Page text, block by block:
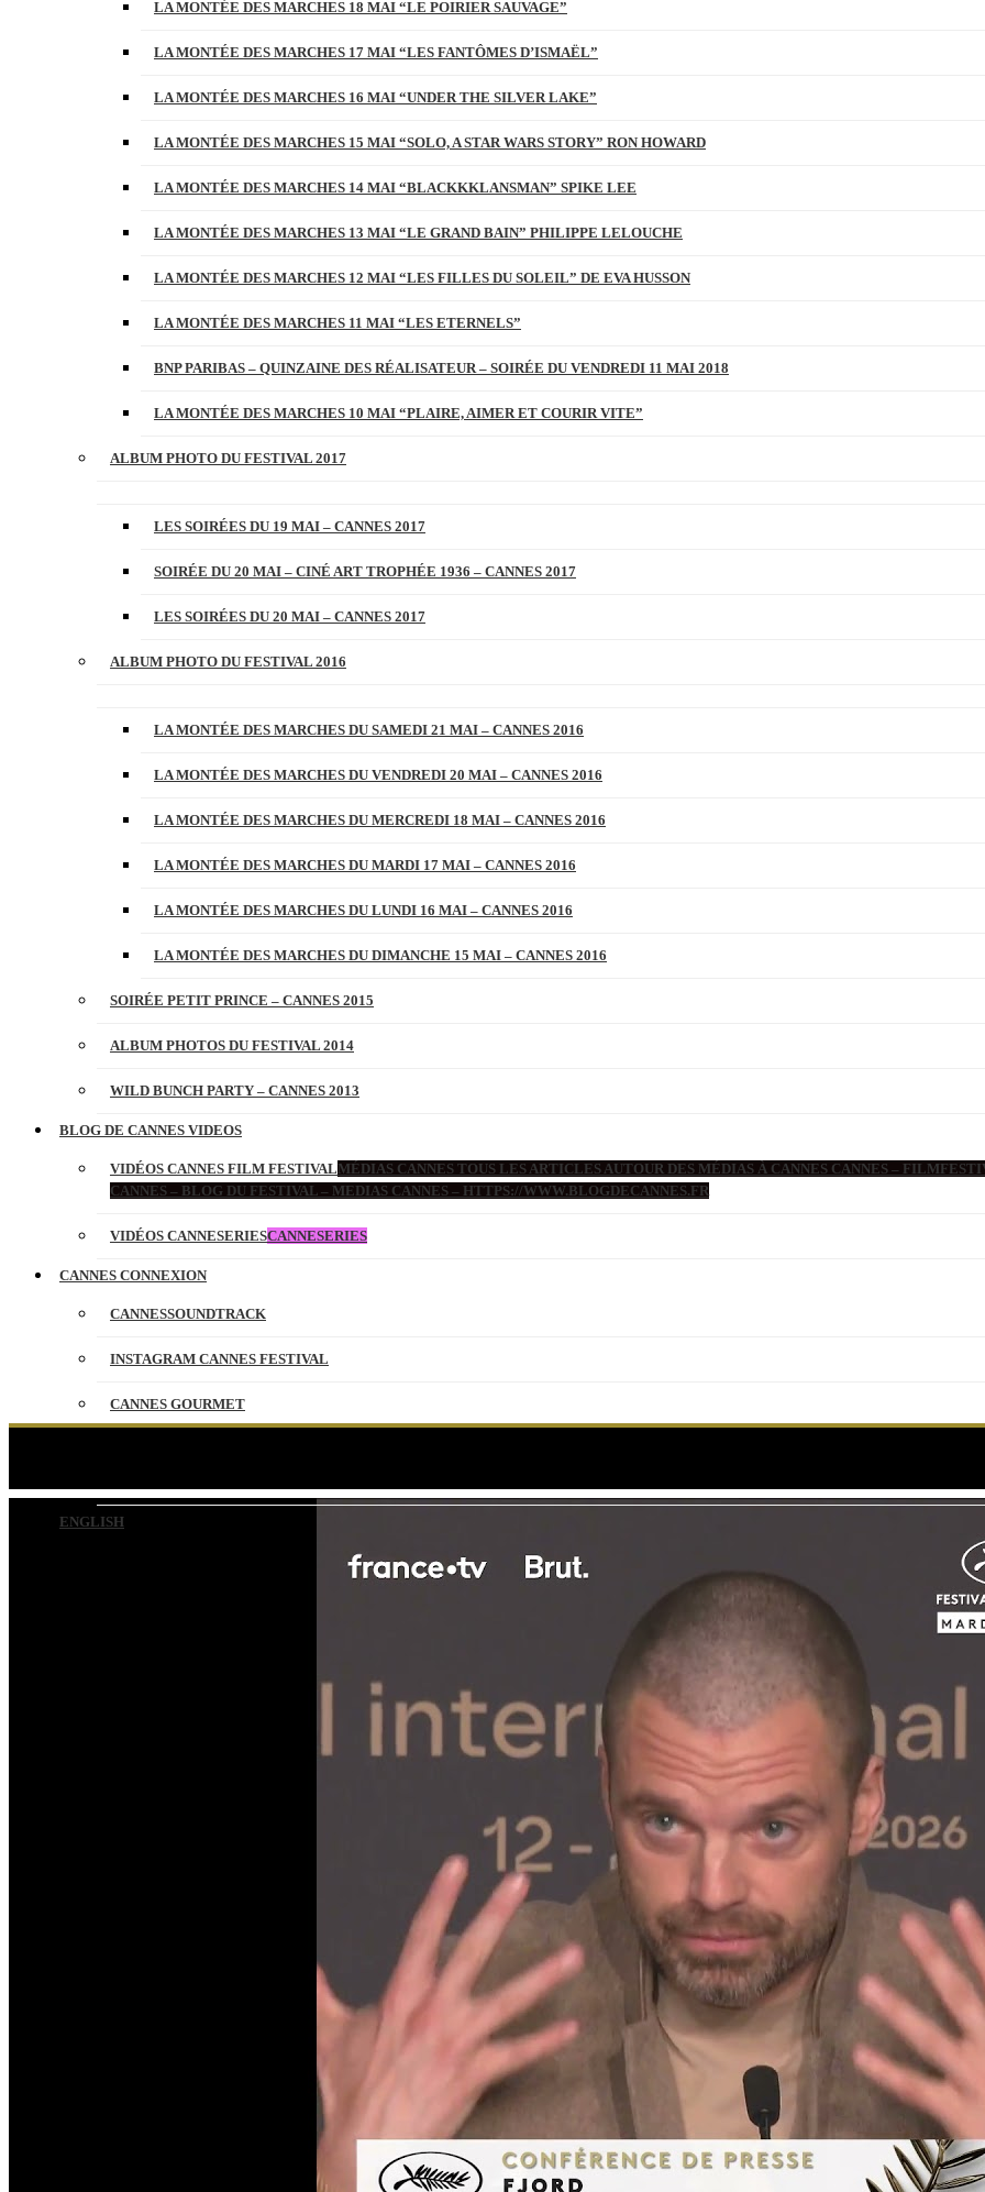
LA MONTÉE DES MARCHES 18 MAI “LE POIRIER SAUVAGE”
LA MONTÉE DES MARCHES 17 MAI “LES FANTÔMES D’ISMAËL”
LA MONTÉE DES MARCHES 16 MAI “UNDER THE SILVER LAKE”
LA MONTÉE DES MARCHES 15 MAI “SOLO, A STAR WARS STORY” RON HOWARD
LA MONTÉE DES MARCHES 14 MAI “BLACKKKLANSMAN” SPIKE LEE
LA MONTÉE DES MARCHES 13 MAI “LE GRAND BAIN” PHILIPPE LELOUCHE
LA MONTÉE DES MARCHES 12 MAI “LES FILLES DU SOLEIL” DE EVA HUSSON
LA MONTÉE DES MARCHES 11 MAI “LES ETERNELS”
BNP PARIBAS – QUINZAINE DES RÉALISATEUR – SOIRÉE DU VENDREDI 11 MAI 2018
LA MONTÉE DES MARCHES 10 MAI “PLAIRE, AIMER ET COURIR VITE”
ALBUM PHOTO DU FESTIVAL 2017
LES SOIRÉES DU 19 MAI – CANNES 2017
SOIRÉE DU 20 MAI – CINÉ ART TROPHÉE 1936 – CANNES 2017
LES SOIRÉES DU 20 MAI – CANNES 2017
ALBUM PHOTO DU FESTIVAL 2016
LA MONTÉE DES MARCHES DU SAMEDI 21 MAI – CANNES 2016
LA MONTÉE DES MARCHES DU VENDREDI 20 MAI – CANNES 2016
LA MONTÉE DES MARCHES DU MERCREDI 18 MAI – CANNES 2016
LA MONTÉE DES MARCHES DU MARDI 17 MAI – CANNES 2016
LA MONTÉE DES MARCHES DU LUNDI 16 MAI – CANNES 2016
LA MONTÉE DES MARCHES DU DIMANCHE 15 MAI – CANNES 2016
SOIRÉE PETIT PRINCE – CANNES 2015
ALBUM PHOTOS DU FESTIVAL 2014
WILD BUNCH PARTY – CANNES 2013
BLOG DE CANNES VIDEOS
VIDÉOS CANNES FILM FESTIVALMÉDIAS CANNES TOUS LES ARTICLES AUTOUR DES MÉDIAS À CANNES CANNES –
CANNES – BLOG DU FESTIVAL – MEDIAS CANNES – HTTPS://WWW.BLOGDECANNES.FR
VIDÉOS CANNESERIESCANNESERIES
CANNES CONNEXION
CANNESSOUNDTRACK
INSTAGRAM CANNES FESTIVAL
CANNES GOURMET
ENGLISH